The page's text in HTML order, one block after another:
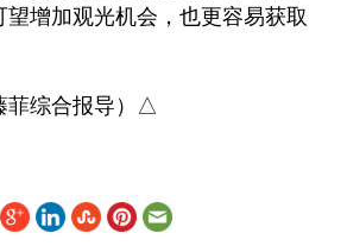
增加观光机会，也更容易获取